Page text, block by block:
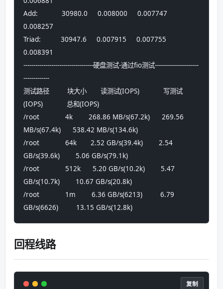
Add:            30980.0     0.008000     0.007747
0.008257
Triad:          30947.6     0.007915     0.007755
0.008391
-----------------------------------硬盘测试-通过fio测试----------------------
-------------
测试路径         块大小       读测试(IOPS)            写测试
(IOPS)            总和(IOPS)
/root             4k        268.86 MB/s(67.2k)      269.56
MB/s(67.4k)      538.42 MB/s(134.6k)
/root             64k       2.52 GB/s(39.4k)        2.54
GB/s(39.6k)        5.06 GB/s(79.1k)
/root             512k      5.20 GB/s(10.2k)        5.47
GB/s(10.7k)        10.67 GB/s(20.8k)
/root             1m        6.36 GB/s(6213)         6.79
GB/s(6626)         13.15 GB/s(12.8k)
回程线路
复制